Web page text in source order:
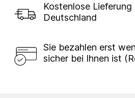
Kostenlose Lieferung
Deutschland
Sie bezahlen erst
sicher bei Ihnen ist